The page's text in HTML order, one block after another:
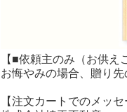
【■依頼主のみ（お供え
お悔やみの場合、贈り先
【注文カートでのメッ